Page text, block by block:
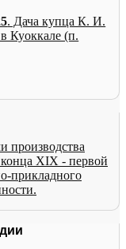
. Дача купца К. И.
Куоккале (п.
производства
XIX - первой
прикладного